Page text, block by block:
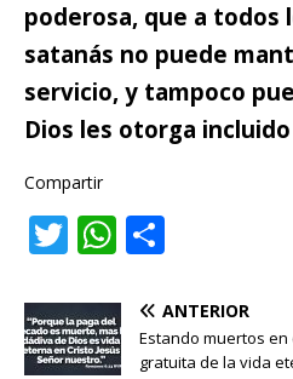
poderosa, que a todos
satanás no puede
servicio, y tampoco
Dios les otorga
Compartir
T
it
te
W
at
s
m
p
ANTERIOR
Estando muertos
gratuita de la vida